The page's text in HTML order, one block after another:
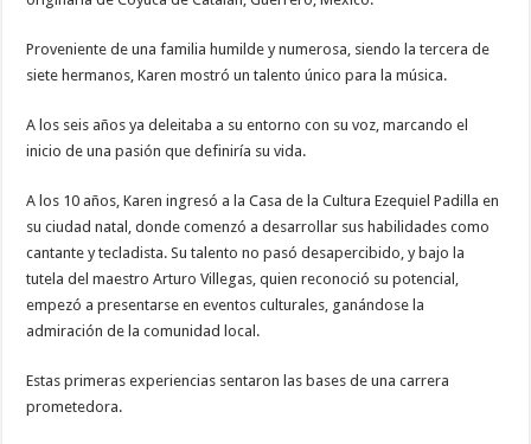
Proveniente de una familia humilde y numerosa, siendo la tercera de
siete hermanos, Karen mostró un talento único para la música.
A los seis años ya deleitaba a su entorno con su voz, marcando el
inicio de una pasión que definiría su vida.
A los 10 años, Karen ingresó a la Casa de la Cultura Ezequiel Padilla en
su ciudad natal, donde comenzó a desarrollar sus habilidades como
cantante y tecladista. Su talento no pasó desapercibido, y bajo la
tutela del maestro Arturo Villegas, quien reconoció su potencial,
empezó a presentarse en eventos culturales, ganándose la
admiración de la comunidad local.
Estas primeras experiencias sentaron las bases de una carrera
prometedora.